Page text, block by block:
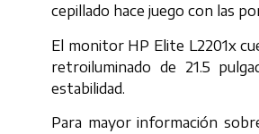
cepillado hace juego con las
El monitor HP Elite L2201x
retroiluminado de 21.5
estabilidad.
Para mayor información